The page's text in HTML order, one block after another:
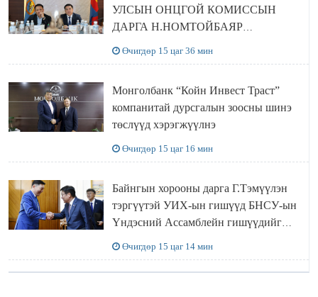
УЛСЫН ОНЦГОЙ КОМИССЫН
ДАРГА Н.НОМТОЙБАЯР
Өчигдөр 15 цаг 36 мин
Монголбанк “Койн Инвест Траст”
компанитай дурсгалын зоосны шинэ
төслүүд хэрэгжүүлнэ
Өчигдөр 15 цаг 16 мин
Байнгын хорооны дарга Г.Тэмүүлэн
тэргүүтэй УИХ-ын гишүүд БНСУ-ын
Үндэсний Ассамблейн гишүүдийг
Өчигдөр 15 цаг 14 мин